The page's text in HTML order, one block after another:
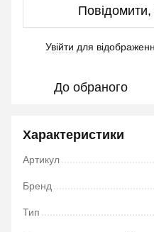
Повідомити,
Увійти для
До обраного
Характеристики
Артикул
Бренд
Тип